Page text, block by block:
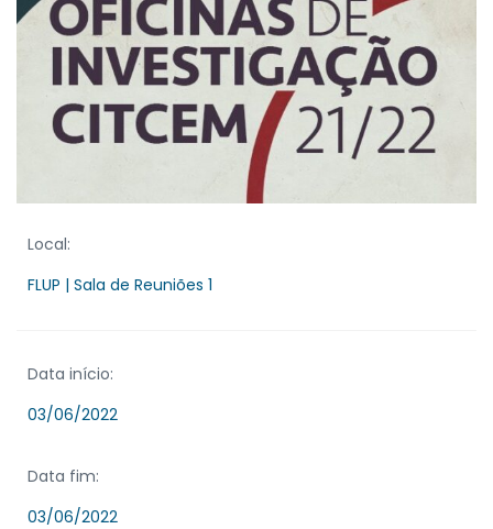
Local:
FLUP | Sala de Reuniões 1
Data início:
03/06/2022
Data fim:
03/06/2022